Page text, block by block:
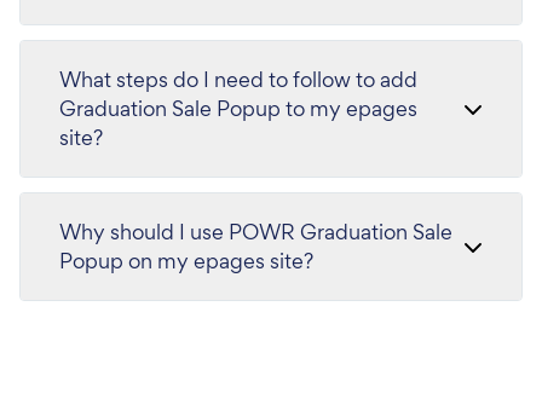
What steps do I need to follow to add
Graduation Sale Popup to my epages
site?
Why should I use POWR Graduation Sale
Popup on my epages site?